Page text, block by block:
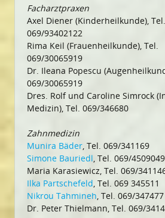
Facharztpraxen
Axel Diener (Kinderheilkunde), Tel.
069/93402122
Rima Keil (Frauenheilkunde), Tel.
069/30065919
Dr. Ileana Popescu
069/30065919
Dres. Rolf und Caroline Simrock
Medizin), Tel. 069/346680
Zahnmedizin
Munira Bäder , Tel. 069/341169
Simone Bauriedl , Tel. 069/
Maria Karasiewicz, Tel. 069/
Ilka Partschefeld , Tel. 069 345511
Nikrou Tahmineh , Tel. 069/347477
Dr. Peter Thielmann, Tel. 069/